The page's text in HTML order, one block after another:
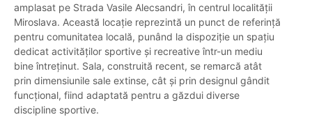
amplasat pe Strada Vasile Alecsandri, în centrul localității
Miroslava. Această locație reprezintă un punct de referință
pentru comunitatea locală, punând la dispoziție un spațiu
dedicat activităților sportive și recreative într-un mediu
bine întreținut. Sala, construită recent, se remarcă atât
prin dimensiunile sale extinse, cât și prin designul gândit
funcțional, fiind adaptată pentru a găzdui diverse
discipline sportive.